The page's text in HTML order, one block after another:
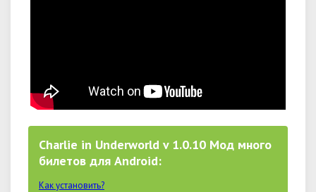
Charlie in Underworld v 1.0.10 Мод много
билетов для Android:
Как установить?